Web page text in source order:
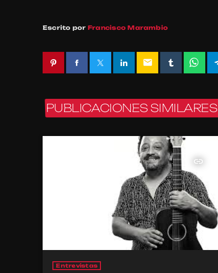
Escrito por Francisco Marambio
email
PUBLICACIONES SIMILARES
insert_link
Entrevistas